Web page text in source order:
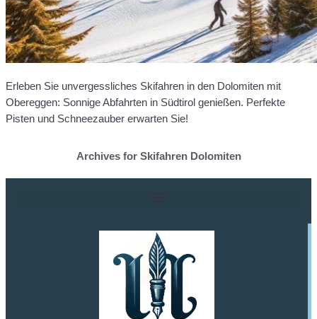
Erleben Sie unvergessliches Skifahren in den Dolomiten mit
Obereggen: Sonnige Abfahrten in Südtirol genießen. Perfekte
Pisten und Schneezauber erwarten Sie!
Archives for Skifahren Dolomiten